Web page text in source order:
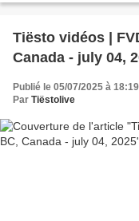
Tiësto vidéos |
Canada - july 04,
Publié le 05/07/2025 à 18:19
Par Tiëstolive